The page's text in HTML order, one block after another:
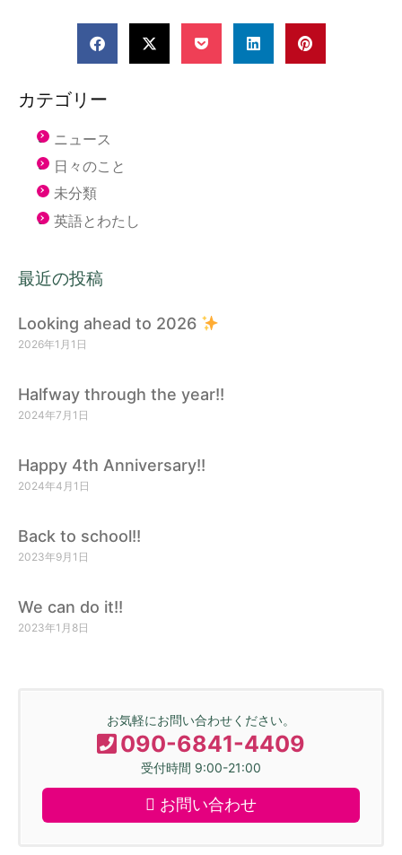
カテゴリー
ニュース
日々のこと
未分類
英語とわたし
最近の投稿
Looking ahead to 2026
2026年1月1日
Halfway through the year!!
2024年7月1日
Happy 4th Anniversary!!
2024年4月1日
Back to school!!
2023年9月1日
We can do it!!
2023年1月8日
お気軽にお問い合わせください。
090-6841-4409
受付時間 9:00-21:00
お問い合わせ